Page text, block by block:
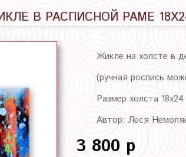
В РАСПИСНОЙ РАМЕ
Жикле на холсте в
(ручная роспись
Размер холста
Автор: Леся
3 800 р